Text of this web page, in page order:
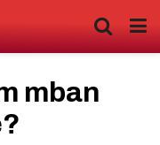
mban